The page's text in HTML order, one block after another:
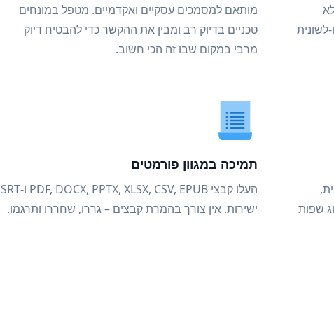
לשונית
מותאם למסמכים עסקיים ואקדמיים. מטפל במונחים
טכניים בדיוק רב ומבין את ההקשר כדי להבטיח דיוק
מרבי במקום שבו זה הכי חשוב.
שפות
תמיכה במגוון פורמטים
העלו קבצי PDF, DOCX, PPTX, XLSX, CSV, EPUB ו-SRT
ישירות. אין צורך בהמרת קבצים – גררו, שחררו ותרגמו.